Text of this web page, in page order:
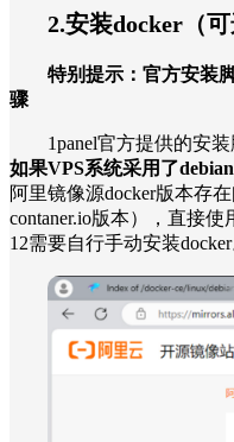
2.安装docker（可
特别提示：官方安装
骤
1panel官方提供的安
如果VPS系统采用了
阿里镜像源docker版本存
contaner.io版本），直接
12需要自行手动安装docker